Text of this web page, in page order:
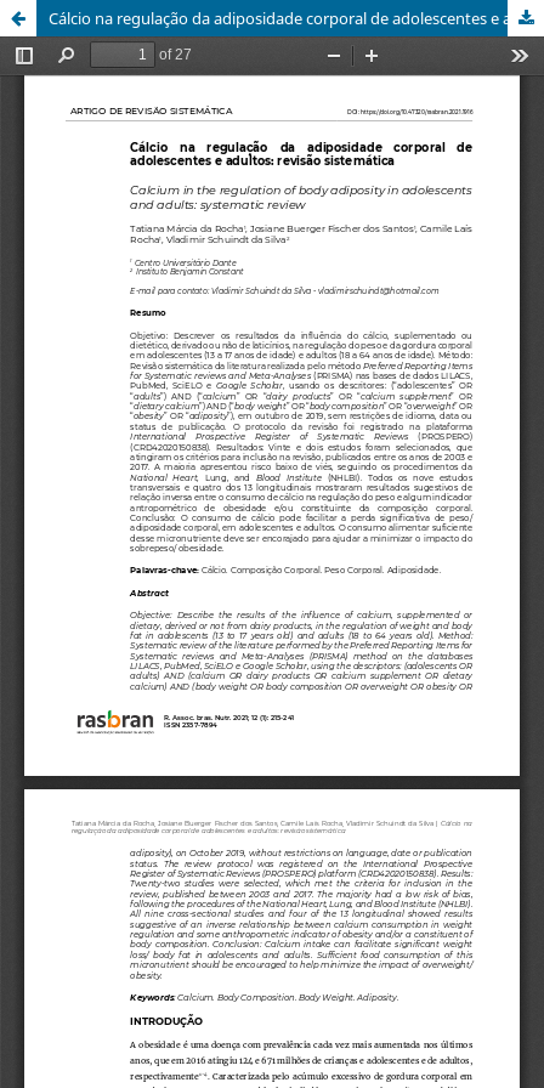
Cálcio na regulação da adiposidade corporal de adolescentes e adultos: revisão sistemática